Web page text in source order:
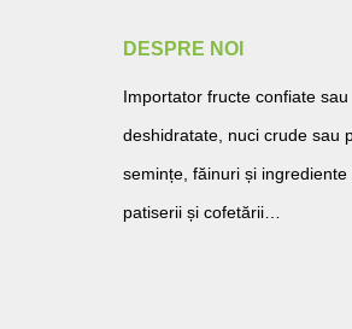
DESPRE NOI
Importator fructe confiate sau
deshidratate, nuci crude sau
semințe, făinuri și ingrediente
patiserii și cofetării…